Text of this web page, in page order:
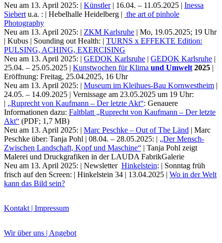
Neu am 13. April 2025: | Künstler| 16.04. – 11.05.2025 | Inessa
Siebert u.a. : | Hebelhalle Heidelberg | the art of pinhole
Photography
Neu am 13. April 2025: | ZKM Karlsruhe | Mo, 19.05.2025; 19 Uhr
| Kubus | Sounding out Health: | TURNS x EFFEKTE Edition:
PULSING, ACHING, EXERCISING
Neu am 13. April 2025: | GEDOK Karlsruhe | GEDOK Karlsruhe |
25.04. – 25.05.2025 | Kunstwochen für Klima und Umwelt 2025 |
Eröffnung: Freitag, 25.04.2025, 16 Uhr
Neu am 13. April 2025: | Museum im Kleihues-Bau Kornwestheim |
24.05. – 14.09.2025 | Vernissage am 23.05.2025 um 19 Uhr:
| „Ruprecht von Kaufmann – Der letzte Akt“: Genauere
Informationen dazu: Faltblatt „Ruprecht von Kaufmann – Der letzte
Akt“ (PDF; 1,7 MB)
Neu am 13. April 2025: | Marc Peschke – Out of The Länd | Marc
Peschke über: Tanja Pohl | 08.04. – 28.05.2025: | „Der Mensch-
Zwischen Landschaft, Kopf und Maschine“ | Tanja Pohl zeigt
Malerei und Druckgrafiken in der LAUDA FabrikGalerie
Neu am 13. April 2025: | Newsletter Hinkelstein: | Sonntag früh
frisch auf den Screen: | Hinkelstein 34 | 13.04.2025 | Wo in der Welt
kann das Bild sein?
Kontakt | Impressum
Wir über uns | Angebot